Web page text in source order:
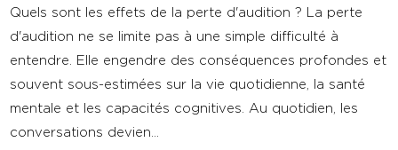
Quels sont les effets de la perte d'audition ? La perte
d'audition ne se limite pas à une simple difficulté à
entendre. Elle engendre des conséquences profondes et
souvent sous-estimées sur la vie quotidienne, la santé
mentale et les capacités cognitives. Au quotidien, les
conversations devien...